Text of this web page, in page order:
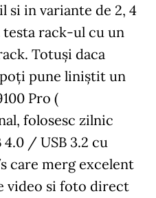
si in variante de 2, 4
testa rack-ul cu un
Totuși daca
poți pune liniștit un
Pro (
folosesc zilnic
/ USB 3.2 cu
care merg excelent
video si foto direct